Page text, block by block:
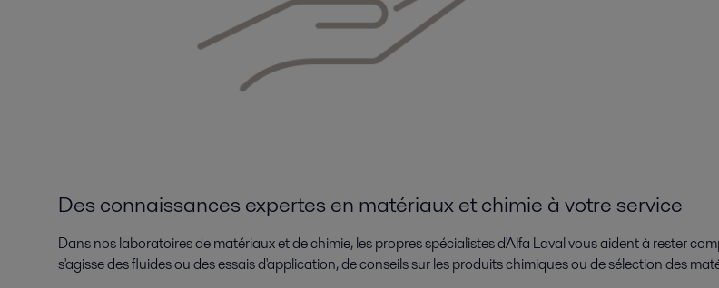
Des connaissances expertes en matériaux et chimie à votre service
Dans nos laboratoires de matériaux et de chimie, les propres spécialistes d'Alfa Laval vous aident à rester
s'agisse des fluides ou des essais d'application, de conseils sur les produits chimiques ou de sélection des